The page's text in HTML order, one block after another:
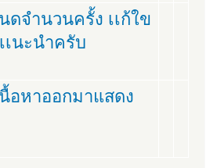
จำนวนครั้ง เเก้ใข
เนะนำครับ
อหาออกมาแสดง